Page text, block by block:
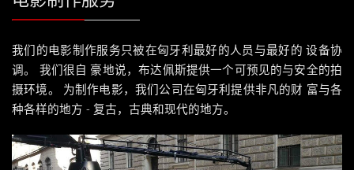
我们的电影制作服务只被在匈牙利最好的人员与最好的 设备协
调。 我们很自 豪地说，布达佩斯提供一个可预见的与安全的拍
摄环境。 为制作电影，我们公司在匈牙利提供非凡的财 富与各
种各样的地方 - 复古，古典和现代的地方。